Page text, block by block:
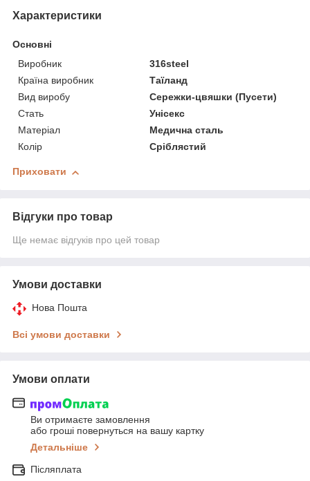
Характеристики
Основні
Виробник
316steel
Країна виробник
Таїланд
Вид виробу
Сережки-цвяшки (Пусети)
Стать
Унісекс
Матеріал
Медична сталь
Колір
Сріблястий
Приховати
Відгуки про товар
Ще немає відгуків про цей товар
Умови доставки
Нова Пошта
Всі умови доставки
Умови оплати
Ви отримаєте замовлення
або гроші повернуться на вашу картку
Детальніше
Післяплата